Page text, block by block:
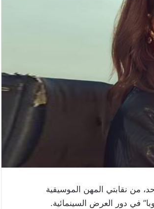
من نقابتي المهن الموسيقية
في دور العرض السينمائية.